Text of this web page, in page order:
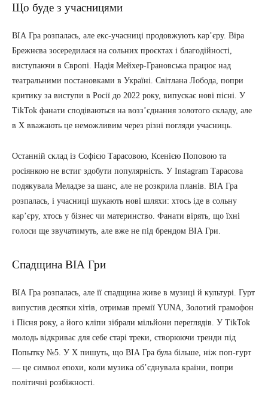
Що буде з учасницями
ВІА Гра розпалась, але екс-учасниці продовжують кар’єру. Віра
Брежнєва зосередилася на сольних проєктах і благодійності,
виступаючи в Європі. Надія Мейхер-Грановська працює над
театральними постановками в Україні. Світлана Лобода, попри
критику за виступи в Росії до 2022 року, випускає нові пісні. У
TikTok фанати сподіваються на возз’єднання золотого складу, але
в X вважають це неможливим через різні погляди учасниць.
Останній склад із Софією Тарасовою, Ксенією Поповою та
росіянкою не встиг здобути популярність. У Instagram Тарасова
подякувала Меладзе за шанс, але не розкрила планів. ВІА Гра
розпалась, і учасниці шукають нові шляхи: хтось іде в сольну
кар’єру, хтось у бізнес чи материнство. Фанати вірять, що їхні
голоси ще звучатимуть, але вже не під брендом ВІА Гри.
Спадщина ВІА Гри
ВІА Гра розпалась, але її спадщина живе в музиці й культурі. Гурт
випустив десятки хітів, отримав премії YUNA, Золотий грамофон
і Пісня року, а його кліпи зібрали мільйони переглядів. У TikTok
молодь відкриває для себе старі треки, створюючи тренди під
Попытку №5. У X пишуть, що ВІА Гра була більше, ніж поп-гурт
— це символ епохи, коли музика об’єднувала країни, попри
політичні розбіжності.